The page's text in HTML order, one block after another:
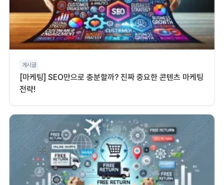
게시글
[마케팅] SEO만으로 충분할까? 진짜 중요한 콘텐츠 마케팅
전략!